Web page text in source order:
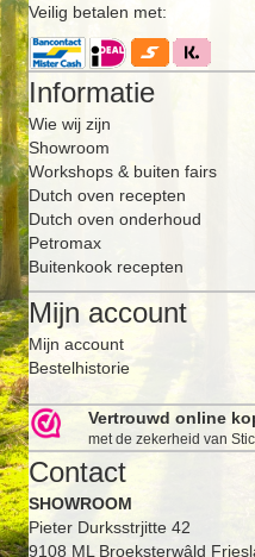
Veilig betalen met:
Informatie
Wie wij zijn
Showroom
Workshops & buiten fairs
Dutch oven recepten
Dutch oven onderhoud
Petromax
Buitenkook recepten
Mijn account
Mijn account
Bestelhistorie
Vertrouwd online
met de zekerheid van
Contact
SHOWROOM
Pieter Durksstrjitte 42
9108 ML Broeksterwâld